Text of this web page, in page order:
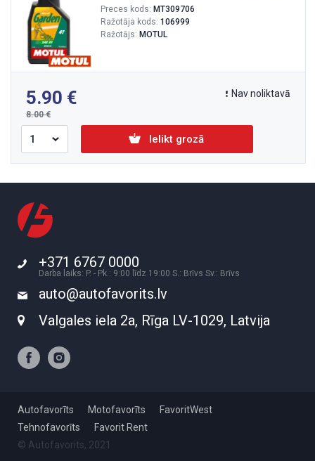
Preces kods: MT309706
Ražotāja kods: 106999
Ražotājs: MOTUL
5.90
8.00
Nav noliktavā
Ielikt grozā
+371 6767 0000
Darba laiks: P. - Pk.: 9:00 līdz 19:00 S.: Brīvs Sv.: Brīvs
auto@autofavorits.lv
Valgales iela 2a, Rīga LV-1029, Latvija
Autofavorīts Motofavorīts
FavoritWest
Tehnofavorīts
Favorit Rent
© Autofavorits, 2021